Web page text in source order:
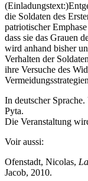
die Soldaten des
patriotischer
dass sie das Grauen
wird anhand bisher
Verhalten der
ihre Versuche des
In deutscher
Pyta.
Die Veranstaltung
Voir aussi:
Ofenstadt, Nicolas,
Jacob, 2010.